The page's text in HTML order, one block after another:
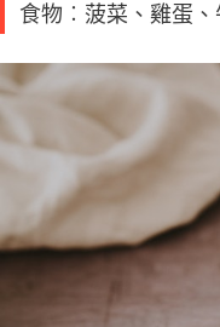
食物︰菠菜、雞蛋